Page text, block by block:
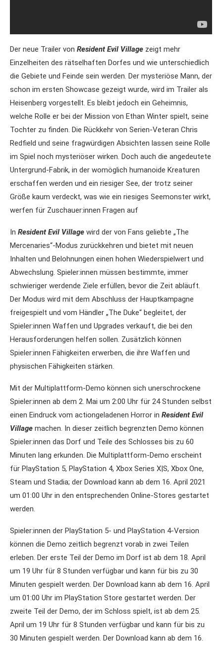
Der neue Trailer von Resident Evil Village zeigt mehr
Einzelheiten des rätselhaften Dorfes und wie unterschiedlich
die Gebiete und Feinde sein werden. Der mysteriöse Mann, der
schon im ersten Showcase gezeigt wurde, wird im Trailer als
Heisenberg vorgestellt. Es bleibt jedoch ein Geheimnis,
welche Rolle er bei der Mission von Ethan Winter spielt, seine
Tochter zu finden. Die Rückkehr von Serien-Veteran Chris
Redfield und seine fragwürdigen Absichten lassen seine Rolle
im Spiel noch mysteriöser wirken. Doch auch die angedeutete
Untergrund-Fabrik, in der womöglich humanoide Kreaturen
erschaffen werden und ein riesiger See, der trotz seiner
Größe kaum verdeckt, was wie ein riesiges Seemonster wirkt,
werfen für Zuschauer:innen Fragen auf
In Resident Evil Village wird der von Fans geliebte „The
Mercenaries“-Modus zurückkehren und bietet mit neuen
Inhalten und Belohnungen einen hohen Wiederspielwert und
Abwechslung. Spieler:innen müssen bestimmte, immer
schwieriger werdende Ziele erfüllen, bevor die Zeit abläuft.
Der Modus wird mit dem Abschluss der Hauptkampagne
freigespielt und vom Händler „The Duke“ begleitet, der
Spieler:innen Waffen und Upgrades verkauft, die bei den
Herausforderungen helfen sollen. Zusätzlich können
Spieler:innen Fähigkeiten erwerben, die ihre Waffen und
physischen Fähigkeiten stärken.
Mit der Multiplattform-Demo können sich unerschrockene
Spieler:innen ab dem 2. Mai um 2:00 Uhr für 24 Stunden selbst
einen Eindruck vom actiongeladenen Horror in Resident Evil
Village machen. In dieser zeitlich begrenzten Demo können
Spieler:innen das Dorf und Teile des Schlosses bis zu 60
Minuten lang erkunden. Die Multiplattform-Demo erscheint
für PlayStation 5, PlayStation 4, Xbox Series X|S, Xbox One,
Steam und Stadia; der Download kann ab dem 16. April 2021
um 01:00 Uhr in den entsprechenden Online-Stores gestartet
werden.
Spieler:innen der PlayStation 5- und PlayStation 4-Version
können die Demo zeitlich begrenzt vorab in zwei Teilen
erleben. Der erste Teil der Demo im Dorf ist ab dem 18. April
um 19 Uhr für 8 Stunden verfügbar und kann für bis zu 30
Minuten gespielt werden. Der Download kann ab dem 16. April
um 01:00 Uhr im PlayStation Store gestartet werden. Der
zweite Teil der Demo, der im Schloss spielt, ist ab dem 25.
April um 19 Uhr für 8 Stunden verfügbar und kann für bis zu
30 Minuten gespielt werden. Der Download kann ab dem 16.